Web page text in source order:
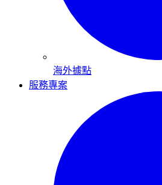
海外據點
服務專案